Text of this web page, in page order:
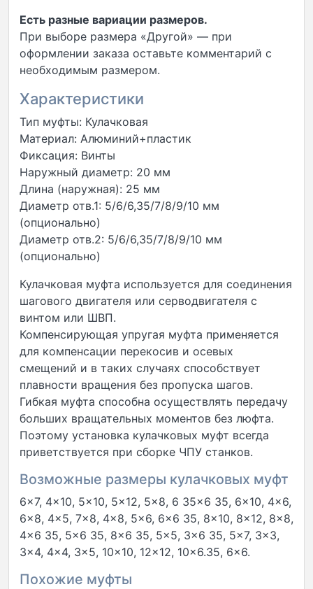
Есть разные вариации размеров.
При выборе размера «Другой» — при
оформлении заказа оставьте комментарий с
необходимым размером.
Характеристики
Тип муфты: Кулачковая
Материал: Алюминий+пластик
Фиксация: Винты
Наружный диаметр: 20 мм
Длина (наружная): 25 мм
Диаметр отв.1: 5/6/6,35/7/8/9/10 мм
(опционально)
Диаметр отв.2: 5/6/6,35/7/8/9/10 мм
(опционально)
Кулачковая муфта используется для соединения
шагового двигателя или серводвигателя с
винтом или ШВП.
Компенсирующая упругая муфта применяется
для компенсации перекосив и осевых
смещений и в таких случаях способствует
плавности вращения без пропуска шагов.
Гибкая муфта способна осуществлять передачу
больших вращательных моментов без люфта.
Поэтому установка кулачковых муфт всегда
приветствуется при сборке ЧПУ станков.
Возможные размеры кулачковых муфт
6×7, 4×10, 5×10, 5×12, 5×8, 6 35×6 35, 6×10, 4×6,
6×8, 4×5, 7×8, 4×8, 5×6, 6×6 35, 8×10, 8×12, 8×8,
4×6 35, 5×6 35, 8×6 35, 5×5, 3×6 35, 5×7, 3×3,
3×4, 4×4, 3×5, 10×10, 12×12, 10×6.35, 6×6.
Похожие муфты